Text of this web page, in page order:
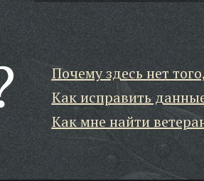
Почему здесь нет
Как исправить
Как мне найти